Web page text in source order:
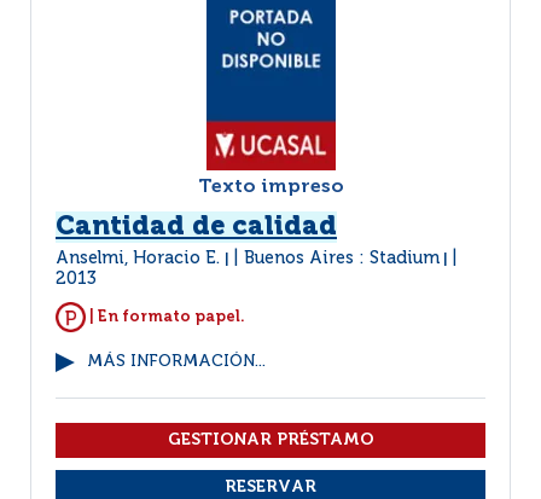
Texto impreso
Cantidad de calidad
Anselmi, Horacio E. Buenos Aires : Stadium
2013
| En formato papel.
MÁS INFORMACIÓN...